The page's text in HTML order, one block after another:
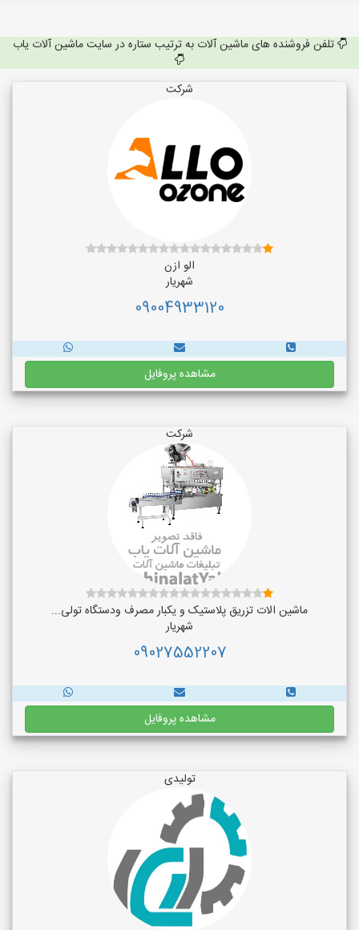
تلفن فروشنده های ماشین آلات به ترتیب ستاره در سایت ماشین آلات یاب
شرکت
الو ازن
شهریار
09004933120
مشاهده پروفایل
شرکت
ماشین الات تزریق پلاستیک و یکبار مصرف ودستگاه تولی...
شهریار
09027552207
مشاهده پروفایل
تولیدی